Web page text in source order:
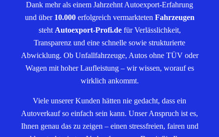
Dank mehr als einem Jahrzehnt Autoexport-Erfahrung
und über 10.000erfolgreich vermarkteten Fahrzeugen
steht Autoexport-Profi.defür Verlässlichkeit,
Transparenz und eine schnelle sowie strukturierte
Abwicklung. Ob Unfallfahrzeuge, Autos ohne TÜV oder
Wagen mit hoher Laufleistung – wir wissen, worauf es
wirklich ankommt.
Viele unserer Kunden hätten nie gedacht, dass ein
Autoverkauf so einfach sein kann. Unser Anspruch ist es,
Ihnen genau das zu zeigen – einen stressfreien, fairen und